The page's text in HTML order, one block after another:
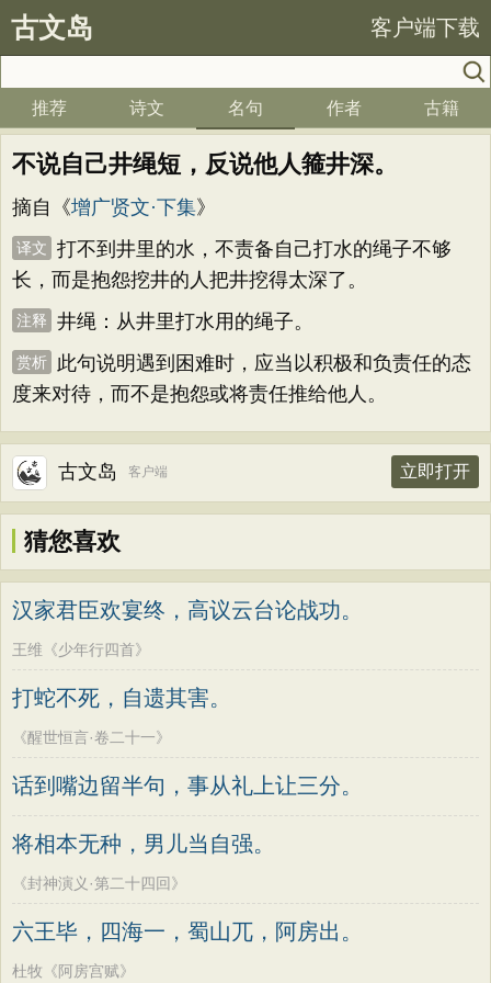
古文岛 客户端下载
推荐 诗文 名句 作者 古籍
不说自己井绳短，反说他人箍井深。
摘自《增广贤文·下集》
译文
打不到井里的水，不责备自己打水的绳子不够
长，而是抱怨挖井的人把井挖得太深了。
注释 井绳：从井里打水用的绳子。
赏析
此句说明遇到困难时，应当以积极和负责任的态
度来对待，而不是抱怨或将责任推给他人。
古文岛 客户端 立即打开
猜您喜欢
汉家君臣欢宴终，高议云台论战功。
王维《少年行四首》
打蛇不死，自遗其害。
《醒世恒言·卷二十一》
话到嘴边留半句，事从礼上让三分。
将相本无种，男儿当自强。
《封神演义·第二十四回》
六王毕，四海一，蜀山兀，阿房出。
杜牧《阿房宫赋》